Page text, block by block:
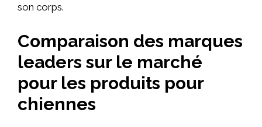
son corps.
Comparaison des marques
leaders sur le marché
pour les produits pour
chiennes